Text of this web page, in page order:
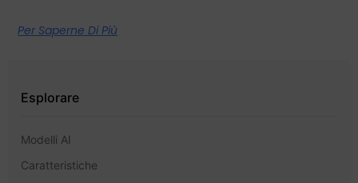
Per Saperne Di Più
Esplorare
Modelli AI
Caratteristiche